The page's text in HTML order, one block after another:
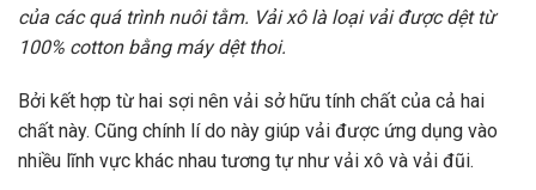
của các quá trình nuôi tằm. Vải xô là loại vải được dệt từ
100% cotton bằng máy dệt thoi.
Bởi kết hợp từ hai sợi nên vải sở hữu tính chất của cả hai
chất này. Cũng chính lí do này giúp vải được ứng dụng vào
nhiều lĩnh vực khác nhau tương tự như vải xô và vải đũi.